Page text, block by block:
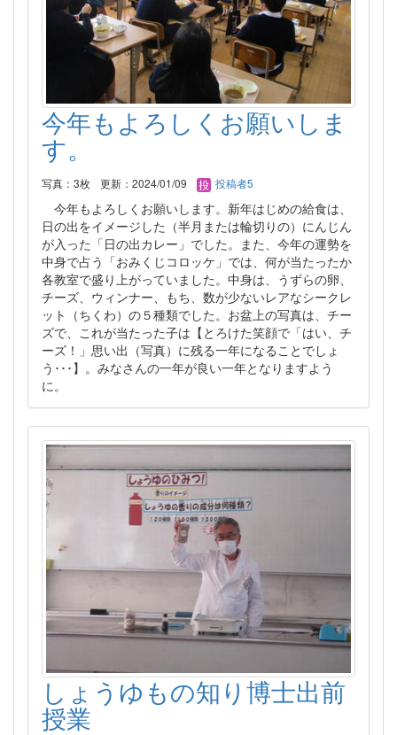
今年もよろしくお願いしま
す。
写真：3枚 更新：2024/01/09 投稿者5
今年もよろしくお願いします。新年はじめの給食は、
日の出をイメージした（半月または輪切りの）にんじん
が入った「日の出カレー」でした。また、今年の運勢を
中身で占う「おみくじコロッケ」では、何が当たったか
各教室で盛り上がっていました。中身は、うずらの卵、
チーズ、ウィンナー、もち、数が少ないレアなシークレ
ット（ちくわ）の５種類でした。お盆上の写真は、チー
ズで、これが当たった子は【とろけた笑顔で「はい、チ
ーズ！」思い出（写真）に残る一年になることでしょ
う･･･】。みなさんの一年が良い一年となりますよう
に。
しょうゆもの知り博士出前
授業